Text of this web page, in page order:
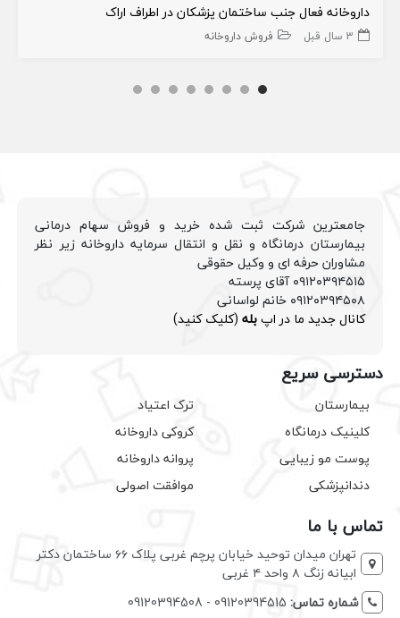
داروخانه فعال جنب ساختمان پزشکان در اطراف اراک
3 سال قبل فروش داروخانه
جامعترین شرکت ثبت شده خرید و فروش سهام درمانی
بیمارستان درمانگاه و نقل و انتقال سرمایه داروخانه زیر نظر
مشاوران حرفه ای و وکیل حقوقی
۰۹۱۲۰۳۹۴۵۱۵ آقای پرسته
۰۹۱۲۰۳۹۴۵۰۸ خانم لواسانی
کانال جدید ما در اپبله (کلیک کنید)
دسترسی سریع
بیمارستان
کلینیک درمانگاه
پوست مو زیبایی
دندانپزشکی
ترک اعتیاد
کروکی داروخانه
پروانه داروخانه
موافقت اصولی
تماس با ما
تهران میدان توحید خیابان پرچم غربی پلاک ۶۶ ساختمان دکتر
ابیانه زنگ ۸ واحد ۴ غربی
شماره تماس: 09120394515 - 09120394508